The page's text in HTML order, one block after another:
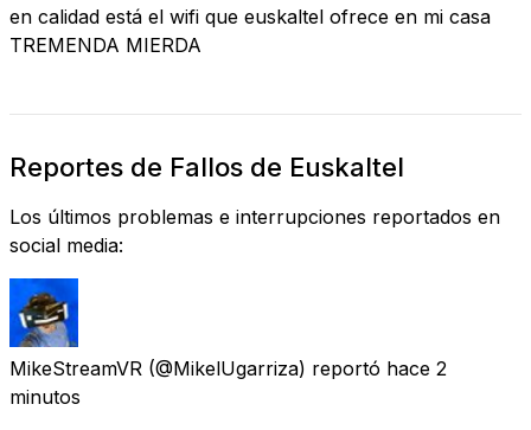
en calidad está el wifi que euskaltel ofrece en mi casa
TREMENDA MIERDA
Reportes de Fallos de Euskaltel
Los últimos problemas e interrupciones reportados en
social media:
MikeStreamVR (@MikelUgarriza) reportó hace 2
minutos